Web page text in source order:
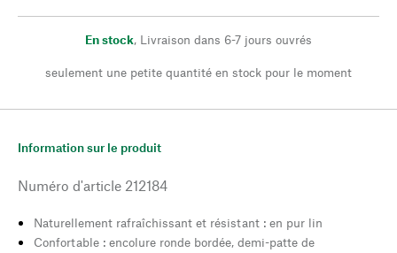
En stock, Livraison dans 6-7 jours ouvrés
seulement une petite quantité en stock pour le moment
Information sur le produit
Numéro d'article 212184
Naturellement rafraîchissant et résistant : en pur lin
Confortable : encolure ronde bordée, demi-patte de